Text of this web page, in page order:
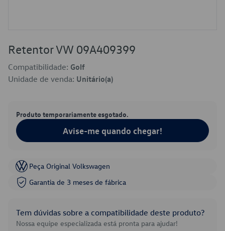
Retentor VW 09A409399
Compatibilidade: Golf
Unidade de venda: Unitário(a)
Produto temporariamente esgotado.
Avise-me quando chegar!
Peça Original Volkswagen
Garantia de 3 meses de fábrica
Tem dúvidas sobre a compatibilidade deste produto?
Nossa equipe especializada está pronta para ajudar!